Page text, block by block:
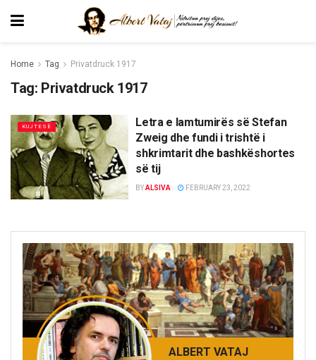
Home Tag Privatdruck 1917
Tag: Privatdruck 1917
KUJTESË
Letra e lamtumirës së Stefan
Zweig dhe fundi i trishtë i
shkrimtarit dhe bashkëshortes
së tij
BYALSIVA FEBRUARY 23, 2022
ALBERT VATAJ